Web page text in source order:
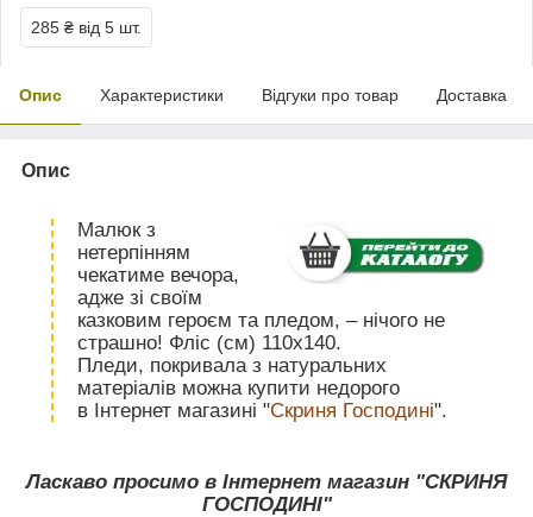
285 ₴ від 5 шт.
Опис Характеристики Відгуки про товар Доставка
Опис
Малюк з
нетерпінням
чекатиме вечора,
адже зі своїм
казковим героєм та пледом, – нічого не
страшно! Фліс (см) 110х140.
Пледи, покривала з натуральних
матеріалів можна купити недорого
в Інтернет магазині "Скриня Господині".
Ласкаво просимо в Інтернет магазин "СКРИНЯ
ГОСПОДИНІ"